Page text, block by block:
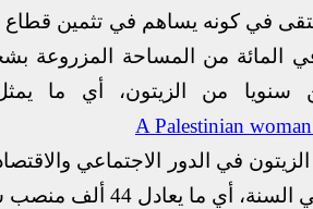
في كونه يساهم في تثمين
تتوفر على 20 في المائة من المساحة
في الدور الاجتماعي
13 مليون يوم عمل